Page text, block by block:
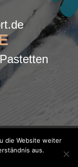
die Website weiter
aus.